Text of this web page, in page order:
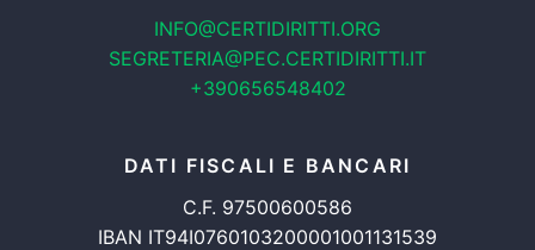
INFO@CERTIDIRITTI.ORG
SEGRETERIA@PEC.CERTIDIRITTI.IT
+390656548402
DATI FISCALI E BANCARI
C.F. 97500600586
IBAN IT94I0760103200001001131539